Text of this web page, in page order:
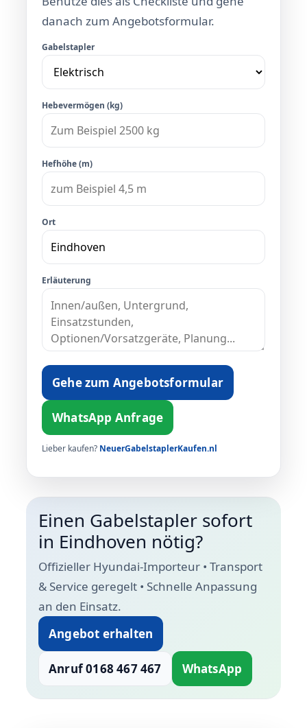
danach zum Angebotsformular.
Gabelstapler
Hebevermögen (kg)
Hefhöhe (m)
Ort
Erläuterung
Gehe zum Angebotsformular
WhatsApp Anfrage
Lieber kaufen? NeuerGabelstaplerKaufen.nl
Einen Gabelstapler sofort
in Eindhoven nötig?
Offizieller Hyundai-Importeur • Transport
& Service geregelt • Schnelle Anpassung
an den Einsatz.
Angebot erhalten
Anruf 0168 467 467 WhatsApp